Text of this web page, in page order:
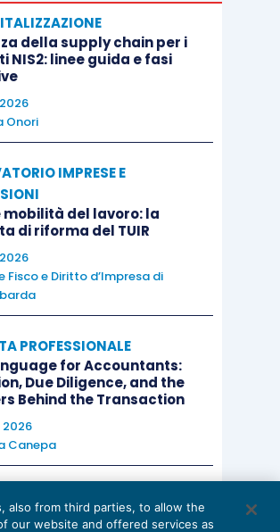
della supply chain per i
NIS2: linee guida e fasi
Onori
IMPRESE E
del lavoro: la
di riforma del TUIR
Fisco e Diritto d’Impresa di
PROFESSIONALE
for Accountants:
Due Diligence, and the
Behind the Transaction
2026
Canepa
e studi professionali: le
also from third parties, to allow the
our website and offered services as